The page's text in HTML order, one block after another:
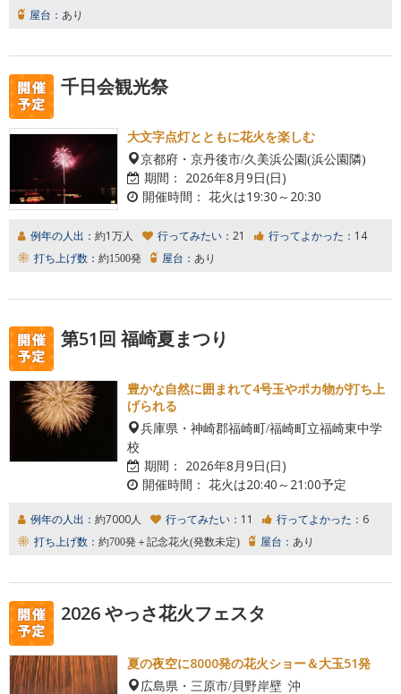
屋台： あり
千日会観光祭
大文字点灯とともに花火を楽しむ
京都府・京丹後市/久美浜公園(浜公園隣)
期間： 2026年8月9日(日)
開催時間： 花火は19:30～20:30
例年の人出： 約1万人 行ってみたい： 21 行ってよかった： 14
打ち上げ数： 約1500発 屋台： あり
第51回 福崎夏まつり
豊かな自然に囲まれて4号玉やポカ物が打ち上
げられる
兵庫県・神崎郡福崎町/福崎町立福崎東中学
校
期間： 2026年8月9日(日)
開催時間： 花火は20:40～21:00予定
例年の人出： 約7000人 行ってみたい： 11 行ってよかった： 6
打ち上げ数： 約700発＋記念花火(発数未定) 屋台： あり
2026 やっさ花火フェスタ
夏の夜空に8000発の花火ショー＆大玉51発
広島県・三原市/貝野岸壁 沖